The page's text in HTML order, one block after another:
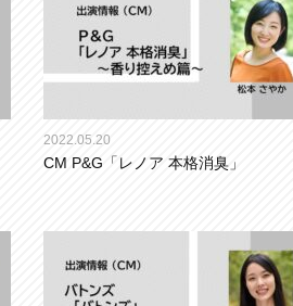
2022.05.20
CM P&G「レノア 本格消臭」